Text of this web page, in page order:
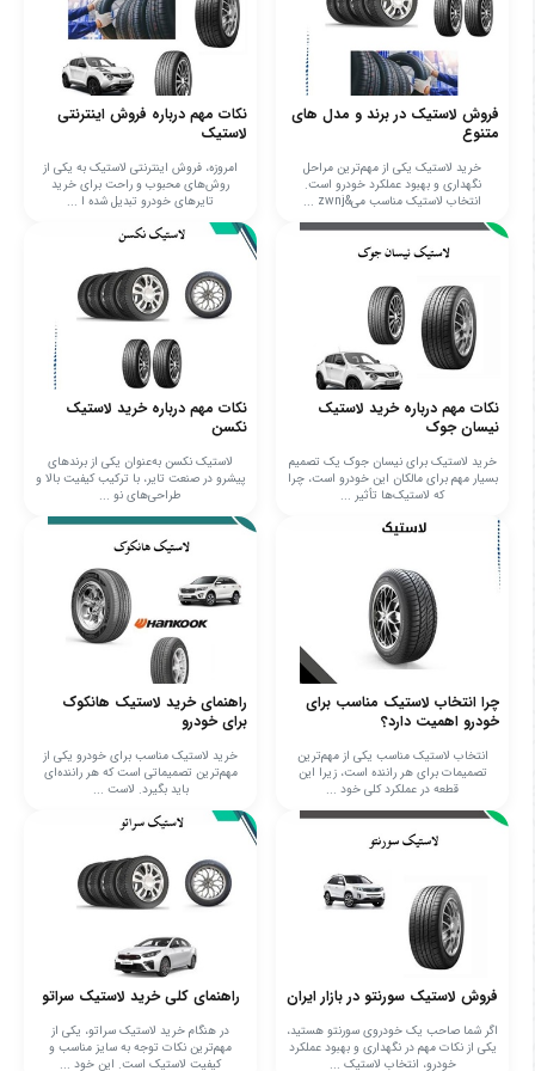
فروش لاستیک در برند و مدل های
متنوع
خرید لاستیک یکی از مهم‌ترین مراحل
نگهداری و بهبود عملکرد خودرو است.
انتخاب لاستیک مناسب می&zwnj ...
نکات مهم درباره فروش اینترنتی
لاستیک
امروزه، فروش اینترنتی لاستیک به یکی از
روش‌های محبوب و راحت برای خرید
تایرهای خودرو تبدیل شده ا ...
نکات مهم درباره خرید لاستیک
نیسان جوک
خرید لاستیک برای نیسان جوک یک تصمیم
بسیار مهم برای مالکان این خودرو است، چرا
که لاستیک‌ها تأثیر ...
نکات مهم درباره خرید لاستیک
نکسن
لاستیک نکسن به‌عنوان یکی از برندهای
پیشرو در صنعت تایر، با ترکیب کیفیت بالا و
طراحی‌های نو ...
چرا انتخاب لاستیک مناسب برای
خودرو اهمیت دارد؟
انتخاب لاستیک مناسب یکی از مهم‌ترین
تصمیمات برای هر راننده است، زیرا این
قطعه در عملکرد کلی خود ...
راهنمای خرید لاستیک هانکوک
برای خودرو
خرید لاستیک مناسب برای خودرو یکی از
مهم‌ترین تصمیماتی است که هر راننده‌ای
باید بگیرد. لاست ...
فروش لاستیک سورنتو در بازار ایران
اگر شما صاحب یک خودروی سورنتو هستید،
یکی از نکات مهم در نگهداری و بهبود عملکرد
خودرو، انتخاب لاستیک ...
راهنمای کلی خرید لاستیک سراتو
در هنگام خرید لاستیک سراتو، یکی از
مهم‌ترین نکات توجه به سایز مناسب و
کیفیت لاستیک است. این خود ...